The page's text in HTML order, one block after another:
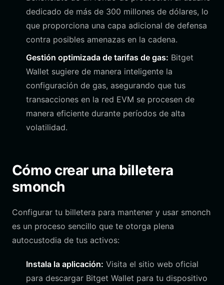
dedicado de más de 300 millones de dólares, lo
que proporciona una capa adicional de defensa
contra posibles amenazas en la cadena.
Gestión optimizada de tarifas de gas: Bitget
Wallet sugiere de manera inteligente la
configuración de gas, asegurando que tus
transacciones en la red EVM se procesen de
manera eficiente durante períodos de alta
volatilidad.
Cómo crear una billetera
smonch
Configurar tu billetera para mantener y usar smonch
es un proceso sencillo que te otorga plena
autocustodia de tus activos:
Instala la aplicación: Visita el sitio web oficial
para descargar Bitget Wallet para tu dispositivo